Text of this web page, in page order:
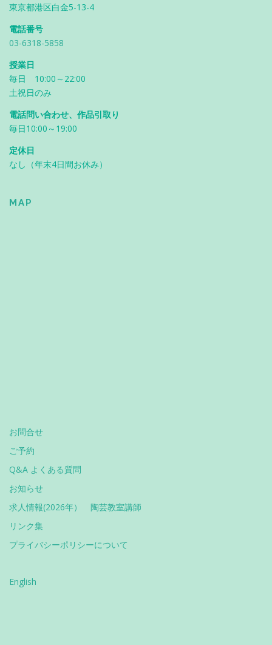
東京都港区白金5-13-4
電話番号
03-6318-5858
授業日
毎日 10:00～22:00
土祝日のみ
電話問い合わせ、作品引取り
毎日10:00～19:00
定休日
なし（年末4日間お休み）
MAP
お問合せ
ご予約
Q&A よくある質問
お知らせ
求人情報(2026年） 陶芸教室講師
リンク集
プライバシーポリシーについて
English